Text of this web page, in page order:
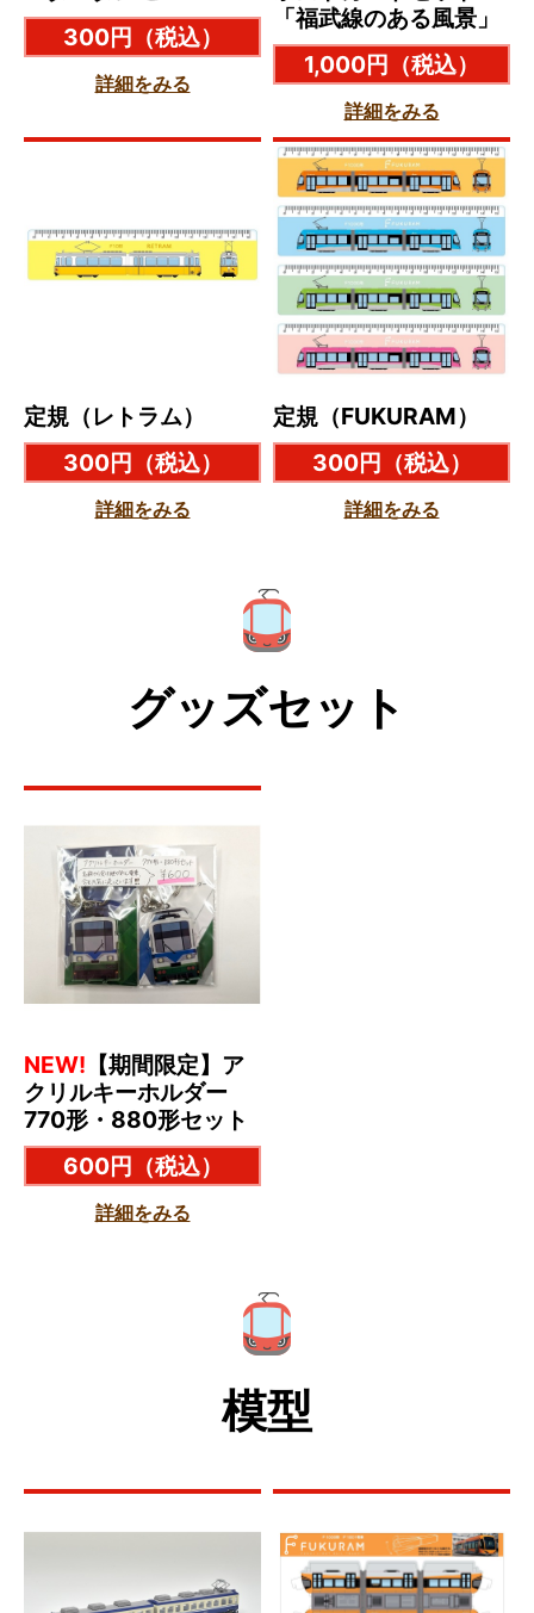
300円 （税込）
詳細をみる
「福武線のある風景」
1,000円 （税込）
詳細をみる
定規（レトラム）
300円 （税込）
詳細をみる
定規（FUKURAM）
300円 （税込）
詳細をみる
グッズセット
NEW! 【期間限定】ア
クリルキーホルダー
770形・880形セット
600円 （税込）
詳細をみる
模型